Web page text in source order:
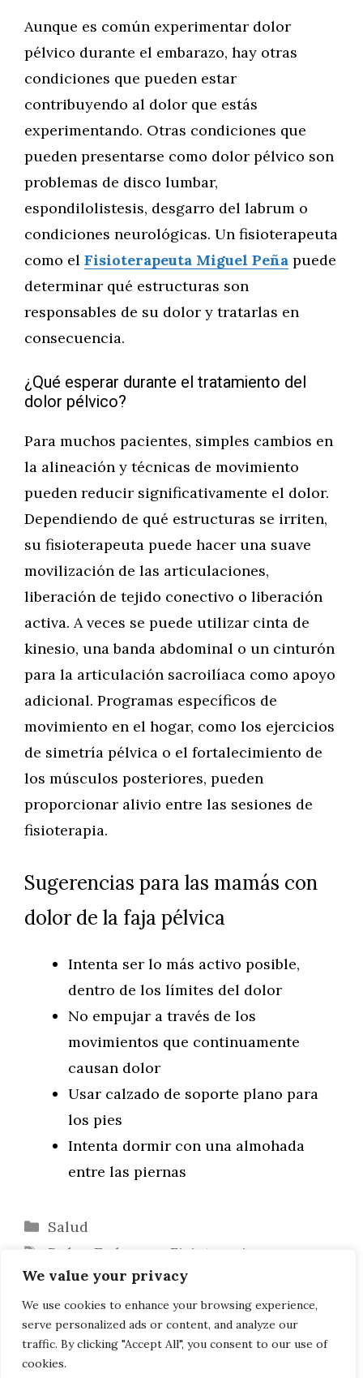
We value your privacy
We use cookies to enhance your browsing experience,
serve personalized ads or content, and analyze our
traffic. By clicking "Accept All", you consent to our use of
cookies.
Aunque es común experimentar dolor
pélvico durante el embarazo, hay otras
condiciones que pueden estar
contribuyendo al dolor que estás
experimentando. Otras condiciones que
pueden presentarse como dolor pélvico son
problemas de disco lumbar,
espondilolistesis, desgarro del labrum o
condiciones neurológicas. Un fisioterapeuta
como el Fisioterapeuta Miguel Peña puede
determinar qué estructuras son
responsables de su dolor y tratarlas en
consecuencia.
¿Qué esperar durante el tratamiento del
dolor pélvico?
Para muchos pacientes, simples cambios en
la alineación y técnicas de movimiento
pueden reducir significativamente el dolor.
Dependiendo de qué estructuras se irriten,
su fisioterapeuta puede hacer una suave
movilización de las articulaciones,
liberación de tejido conectivo o liberación
activa. A veces se puede utilizar cinta de
kinesio, una banda abdominal o un cinturón
para la articulación sacroilíaca como apoyo
adicional. Programas específicos de
movimiento en el hogar, como los ejercicios
de simetría pélvica o el fortalecimiento de
los músculos posteriores, pueden
proporcionar alivio entre las sesiones de
fisioterapia.
Sugerencias para las mamás con
dolor de la faja pélvica
Intenta ser lo más activo posible,
dentro de los límites del dolor
No empujar a través de los
movimientos que continuamente
causan dolor
Usar calzado de soporte plano para
los pies
Intenta dormir con una almohada
entre las piernas
Categorías
Salud
Etiquetas
Dolor Embarazo
Fisioterapia
¿Qué es la terapia de ondas de choque?
¿Qué esperar en su primera cita de
fisioterapia para la salud pélvica?